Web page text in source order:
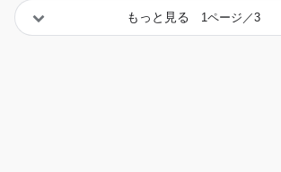
もっと見る 1ページ／3